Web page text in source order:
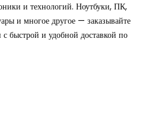
и технологий. Ноутбуки, ПК,
и многое другое — заказывайте
с быстрой и удобной доставкой по